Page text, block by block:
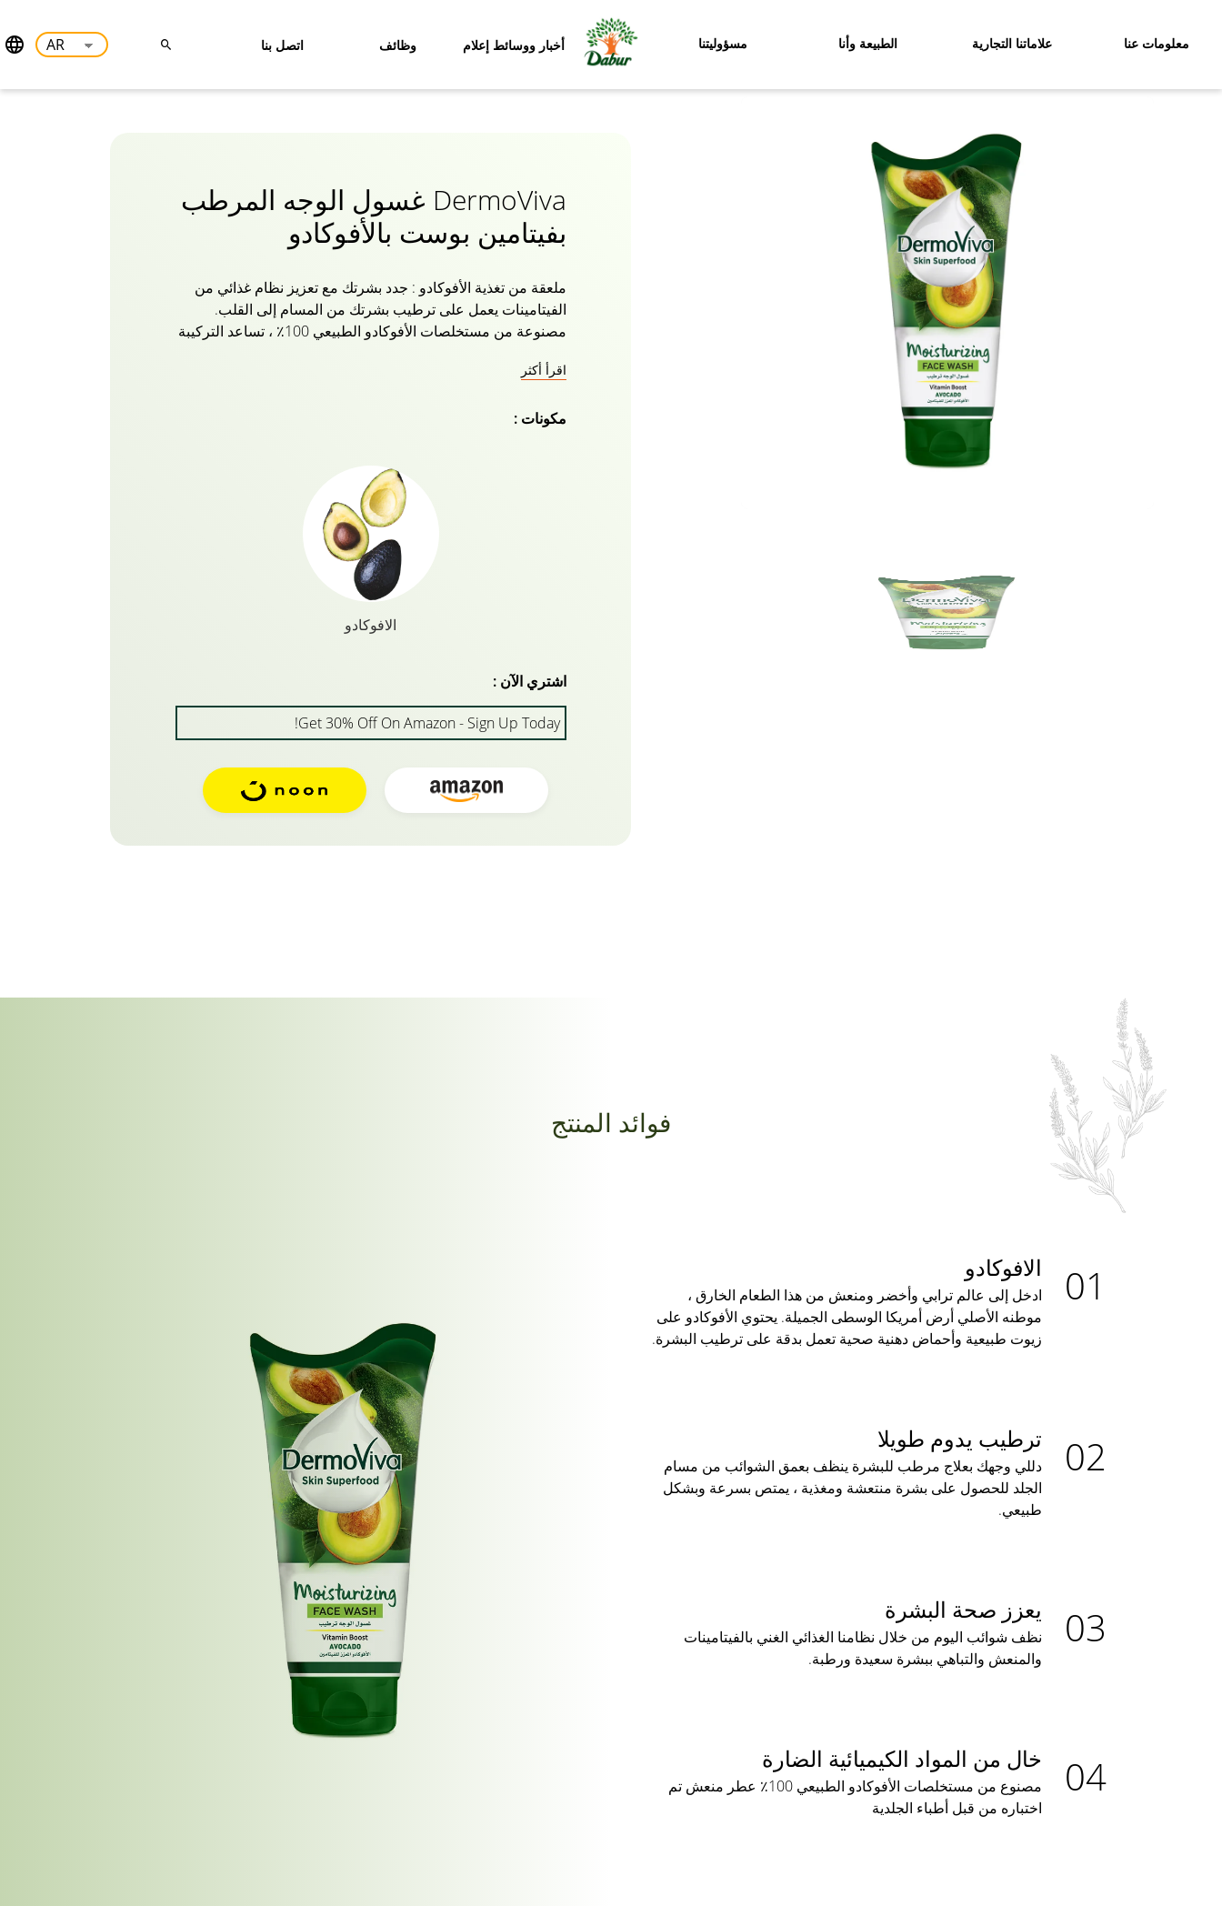
معلومات عنا علاماتنا التجارية الطبيعة وأنا مسؤوليتنا أخبار ووسائط إعلام وظائف اتصل بنا
DermoViva غسول الوجه المرطب
بفيتامين بوست بالأفوكادو
ملعقة من تغذية الأفوكادو : جدد بشرتك مع تعزيز نظام غذائي من
الفيتامينات يعمل على ترطيب بشرتك من المسام إلى القلب.
مصنوعة من مستخلصات الأفوكادو الطبيعي 100٪ ، تساعد التركيبة
الوجه المرطب بفيتامين بوست الأفوكادو من ديرموفيفا على تدليل
للحصول على بشرة منتعشة ومغذية. إن خيرات الأفوكادو الفائق
بشرتك! يحتوي الأفوكادو على زيوت طبيعية وأحماض دهنية صحية
تعمل بدقة على ترطيب البشرة. تعزز الفيتامينات المضافة صحة
البشرة وتتركها ناعمة ومنتعشة بشكل طبيعي.
اقرأ أكثر
مكونات :
الافوكادو
اشتري الآن :
Get 30% Off On Amazon - Sign Up Today!
فوائد المنتج
الافوكادو
ادخل إلى عالم ترابي وأخضر ومنعش من هذا الطعام الخارق ،
موطنه الأصلي أرض أمريكا الوسطى الجميلة. يحتوي الأفوكادو على
زيوت طبيعية وأحماض دهنية صحية تعمل بدقة على ترطيب البشرة.
ترطيب يدوم طويلا
دللي وجهك بعلاج مرطب للبشرة ينظف بعمق الشوائب من مسام
الجلد للحصول على بشرة منتعشة ومغذية ، يمتص بسرعة وبشكل
طبيعي.
يعزز صحة البشرة
نظف شوائب اليوم من خلال نظامنا الغذائي الغني بالفيتامينات
والمنعش والتباهي ببشرة سعيدة ورطبة.
خال من المواد الكيميائية الضارة
مصنوع من مستخلصات الأفوكادو الطبيعي 100٪ عطر منعش تم
اختباره من قبل أطباء الجلدية